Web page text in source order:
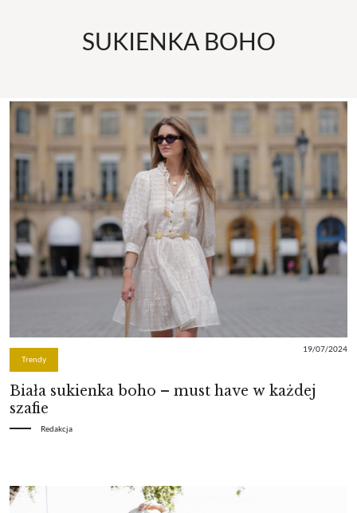
SUKIENKA BOHO
Trendy
19/07/2024
Biała sukienka boho – must have w każdej
szafie
Redakcja